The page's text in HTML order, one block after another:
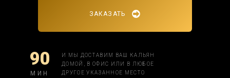
ЗАКАЗАТЬ
90
МИН
И МЫ ДОСТАВИМ ВАШ КАЛЬЯН
ДОМОЙ, В ОФИС ИЛИ В ЛЮБОЕ
ДРУГОЕ УКАЗАННОЕ МЕСТО